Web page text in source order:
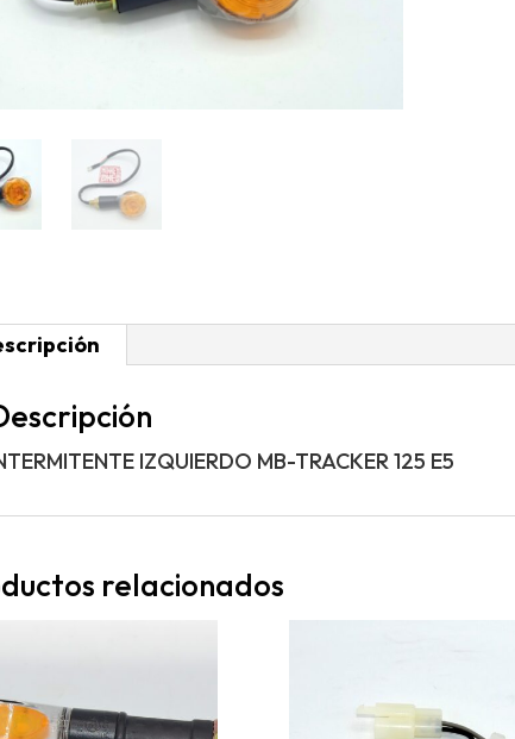
IZQUIERDO MB-TRACKER 125 E5
relacionados